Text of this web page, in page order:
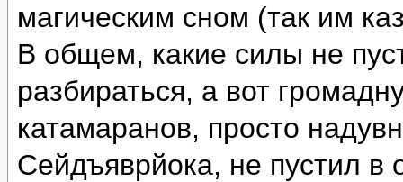
магическим сном (так им
В общем, какие силы не
разбираться, а вот
катамаранов, просто
Сейдъяврйока, не пустил в